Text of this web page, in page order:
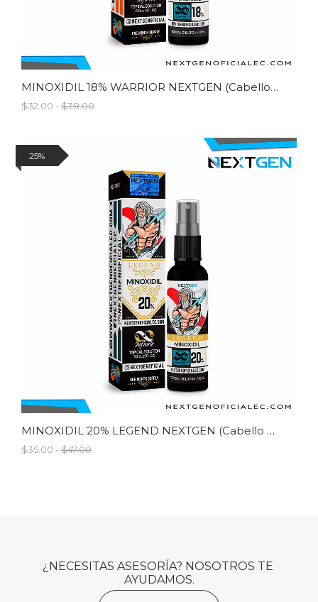
MINOXIDIL 18% WARRIOR NEXTGEN (Cabello Y Barba) Última Generación Infinite / 60ml
$32.00 - $38.00
25%
MINOXIDIL 20% LEGEND NEXTGEN (Cabello Y Barba) Última Generación Infinite / 60ml
$35.00 - $47.00
¿NECESITAS ASESORÍA? NOSOTROS TE
AYUDAMOS.